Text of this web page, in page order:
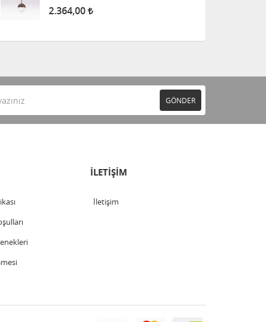
2.364,00
GÖNDER
İLETİŞİM
İletişim